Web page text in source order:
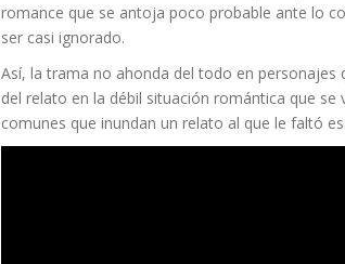
romance que se antoja poco probable ante lo
ser casi ignorado.
Así, la trama no ahonda del todo en
del relato en la débil situación romántica que
comunes que inundan un relato al que le faltó